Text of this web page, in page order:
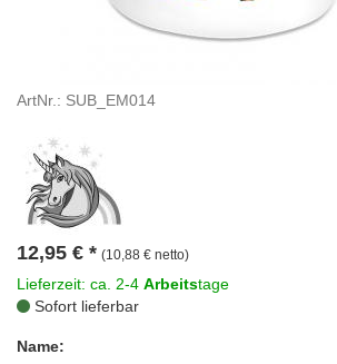
ArtNr.: SUB_EM014
12,95 € * (10,88 € netto)
Lieferzeit: ca. 2-4 Arbeitstage
Sofort lieferbar
Name: